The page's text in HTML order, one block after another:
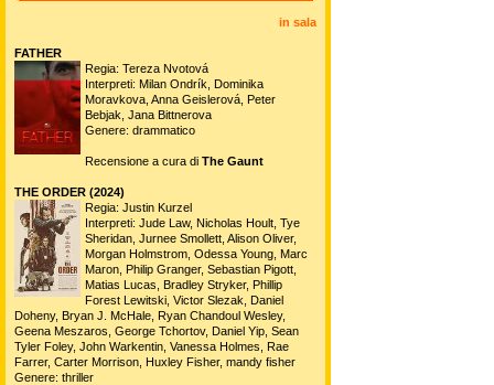
in sala
FATHER
Regia: Tereza Nvotová
Interpreti: Milan Ondrík, Dominika
Moravkova, Anna Geislerová, Peter
Bebjak, Jana Bittnerova
Genere: drammatico
Recensione a cura di The Gaunt
THE ORDER (2024)
Regia: Justin Kurzel
Interpreti: Jude Law, Nicholas Hoult, Tye
Sheridan, Jurnee Smollett, Alison Oliver,
Morgan Holmstrom, Odessa Young, Marc
Maron, Philip Granger, Sebastian Pigott,
Matias Lucas, Bradley Stryker, Phillip
Forest Lewitski, Victor Slezak, Daniel
Doheny, Bryan J. McHale, Ryan Chandoul Wesley,
Geena Meszaros, George Tchortov, Daniel Yip, Sean
Tyler Foley, John Warkentin, Vanessa Holmes, Rae
Farrer, Carter Morrison, Huxley Fisher, mandy fisher
Genere: thriller